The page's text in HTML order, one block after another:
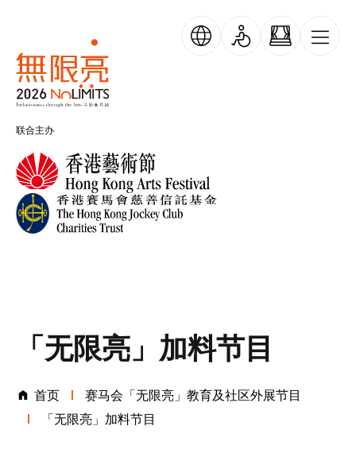
联合主办
「无限亮」加料节目
首页
赛马会「无限亮」教育及社区外展节目
「无限亮」加料节目